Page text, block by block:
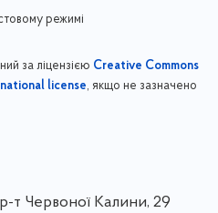
режимі
за ліцензією Creative Commons
license, якщо не зазначено
т Червоної Калини, 29